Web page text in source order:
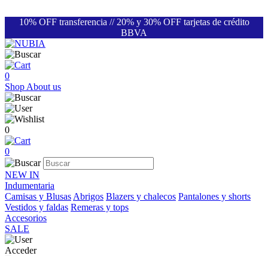
10% OFF transferencia // 20% y 30% OFF tarjetas de crédito
BBVA
0
Shop About us
0
0
NEW IN
Indumentaria
Camisas y Blusas Abrigos Blazers y chalecos Pantalones y shorts
Vestidos y faldas Remeras y tops
Accesorios
SALE
Acceder